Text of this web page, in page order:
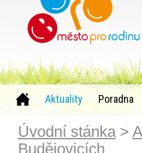
Aktuality Poradna
Úvodní stánka>
Budějovicích